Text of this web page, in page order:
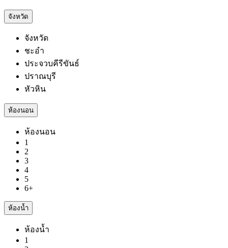
จังหวัด
จังหวัด
ชะอำ
ประจวบคีรีขันธ์
ปราณบุรี
หัวหิน
ห้องนอน
ห้องนอน
1
2
3
4
5
6+
ห้องน้ำ
ห้องน้ำ
1